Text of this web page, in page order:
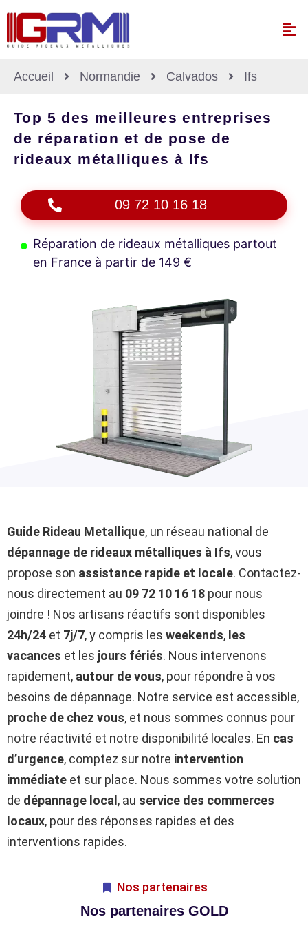
Accueil Normandie Calvados Ifs
Top 5 des meilleures entreprises
de réparation et de pose de
rideaux métalliques à Ifs
09 72 10 16 18
Réparation de rideaux métalliques partout
en France à partir de 149 €
Guide Rideau Metallique, un réseau national de
dépannage de rideaux métalliques à Ifs, vous
propose son assistance rapide et locale. Contactez-
nous directement au 09 72 10 16 18 pour nous
joindre ! Nos artisans réactifs sont disponibles
24h/24 et 7j/7, y compris les weekends, les
vacances et les jours fériés. Nous intervenons
rapidement, autour de vous, pour répondre à vos
besoins de dépannage. Notre service est accessible,
proche de chez vous, et nous sommes connus pour
notre réactivité et notre disponibilité locales. En cas
d’urgence, comptez sur notre intervention
immédiate et sur place. Nous sommes votre solution
de dépannage local , au service des commerces
locaux, pour des réponses rapides et des
interventions rapides.
Nos partenaires
Nos partenaires GOLD